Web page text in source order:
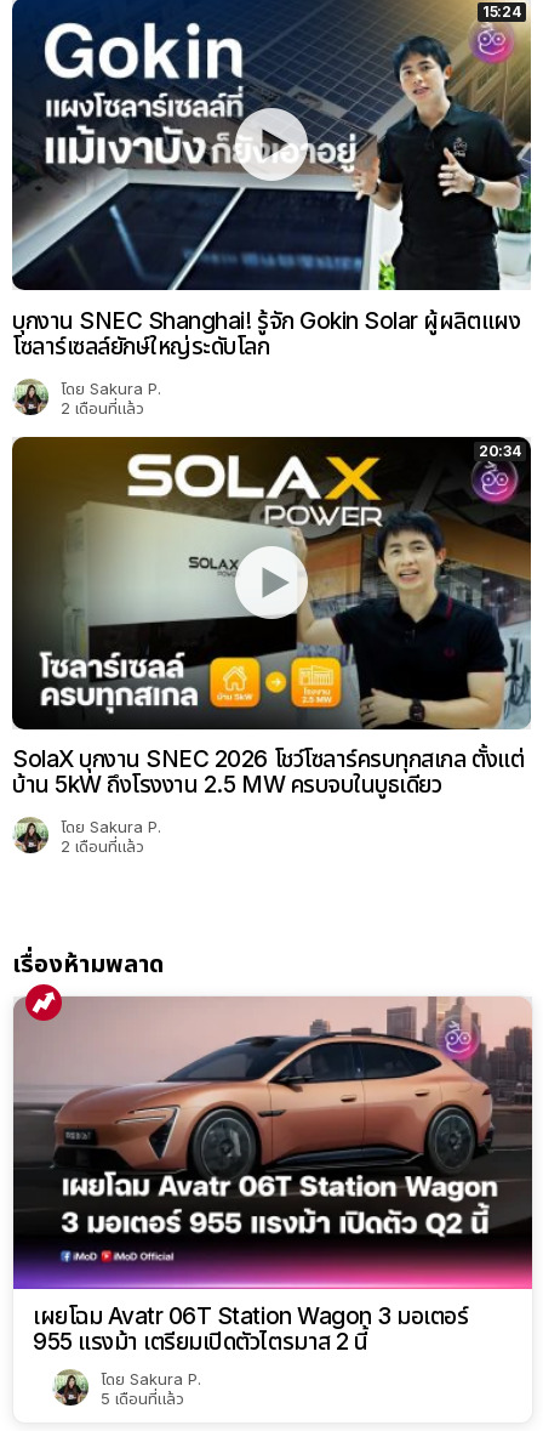
15:24
บุกงาน SNEC Shanghai! รู้จัก Gokin Solar ผู้ผลิตแผง
โซลาร์เซลล์ยักษ์ใหญ่ระดับโลก
โดย Sakura P.
2 เดือนที่แล้ว
20:34
SolaX บุกงาน SNEC 2026 โชว์โซลาร์ครบทุกสเกล ตั้งแต่
บ้าน 5kW ถึงโรงงาน 2.5 MW ครบจบในบูธเดียว
โดย Sakura P.
2 เดือนที่แล้ว
เรื่องห้ามพลาด
เผยโฉม Avatr 06T Station Wagon 3 มอเตอร์
955 แรงม้า เตรียมเปิดตัวไตรมาส 2 นี้
โดย Sakura P.
5 เดือนที่แล้ว